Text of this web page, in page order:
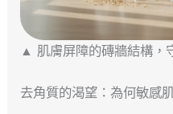
▲ 肌膚屏障的磚牆結構，
去角質的渴望：為何敏感